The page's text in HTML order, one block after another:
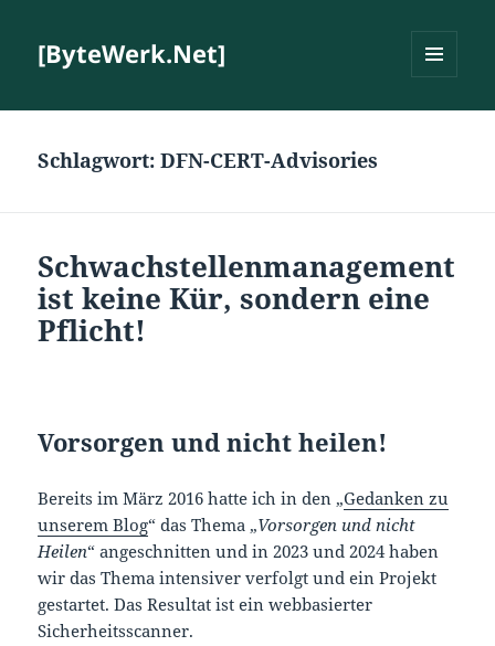
[ByteWerk.Net]
Schlagwort:DFN-CERT-Advisories
Schwachstellenmanagement
ist keine Kür, sondern eine
Pflicht!
Vorsorgen und nicht heilen!
Bereits im März 2016 hatte ich in den „Gedanken zu
unserem Blog“ das Thema „Vorsorgen und nicht
Heilen“ angeschnitten und in 2023 und 2024 haben
wir das Thema intensiver verfolgt und ein Projekt
gestartet. Das Resultat ist ein webbasierter
Sicherheitsscanner.